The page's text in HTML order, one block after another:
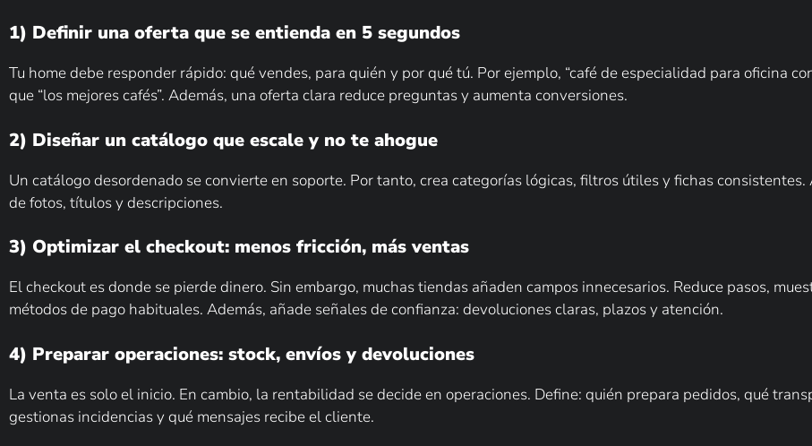
1) Definir una oferta que se entienda en 5 segundos
Tu home debe responder rápido: qué vendes, para quién y por qué tú. Por ejemplo, “café de especialidad para oficina
que “los mejores cafés”. Además, una oferta clara reduce preguntas y aumenta conversiones.
2) Diseñar un catálogo que escale y no te ahogue
Un catálogo desordenado se convierte en soporte. Por tanto, crea categorías lógicas, filtros útiles y fichas
de fotos, títulos y descripciones.
3) Optimizar el checkout: menos fricción, más ventas
El checkout es donde se pierde dinero. Sin embargo, muchas tiendas añaden campos innecesarios. Reduce pasos,
métodos de pago habituales. Además, añade señales de confianza: devoluciones claras, plazos y atención.
4) Preparar operaciones: stock, envíos y devoluciones
La venta es solo el inicio. En cambio, la rentabilidad se decide en operaciones. Define: quién prepara pedidos, qué
gestionas incidencias y qué mensajes recibe el cliente.